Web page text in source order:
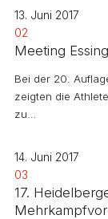
13. Juni 2017
02
Meeting
Bei der 20.
zeigten die
zu…
14. Juni 2017
03
17.